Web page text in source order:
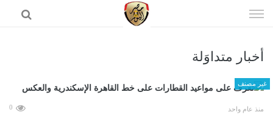
الى
أخبار متداوَلة
غير مصنف
منذ عام واحد 0